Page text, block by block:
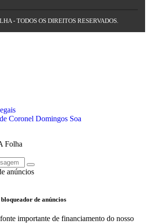
- TODOS OS DIREITOS RESERVADOS.
Coronel Domingos Soa
Folha
de anúncios
importante de financiamento do nosso